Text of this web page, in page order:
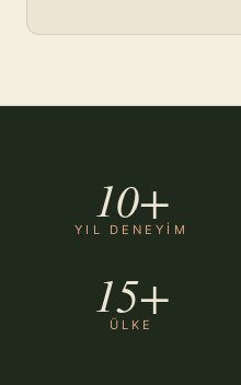
10+
YIL DENEYIM
15+
ÜLKE